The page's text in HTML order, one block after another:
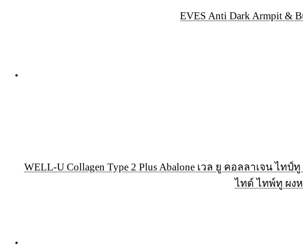
EVES Anti Dark Armpit &
WELL-U Collagen Type 2 Plus Abalone เวล ยู คอลลาเจน ไ
ไทด์ ไทพ์ทู ผง